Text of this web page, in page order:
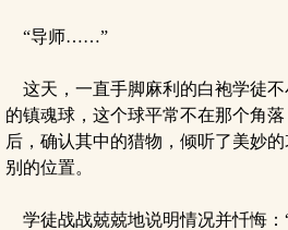
“导师……”
这天，一直手脚麻利的白袍学徒不
的镇魂球，这个球平常不在那个角
后，确认其中的猎物，倾听了美妙
别的位置。
学徒战战兢兢地说明情况并忏悔：